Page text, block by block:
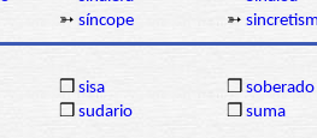
➳ síncope ➳
❒ sisa ❒ soberado
❒ sudario ❒ suma